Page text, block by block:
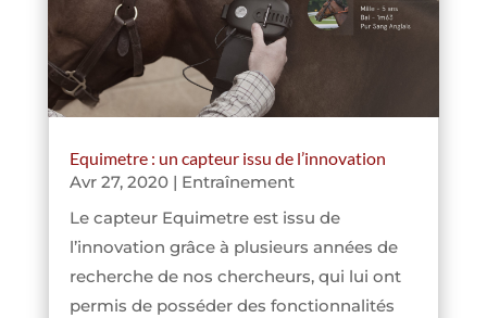
Equimetre : un capteur issu de l’innovation
Avr 27, 2020| Entraînement
Le capteur Equimetre est issu de
l’innovation grâce à plusieurs années de
recherche de nos chercheurs, qui lui ont
permis de posséder des fonctionnalités